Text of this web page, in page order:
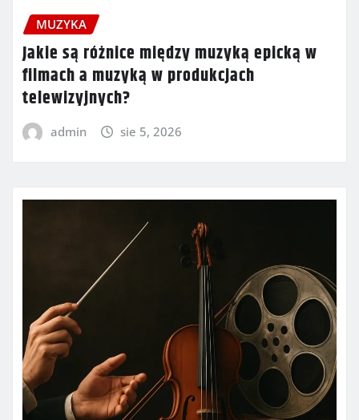
MUZYKA
Jakie są różnice między muzyką epicką w
filmach a muzyką w produkcjach
telewizyjnych?
admin sie 5, 2026